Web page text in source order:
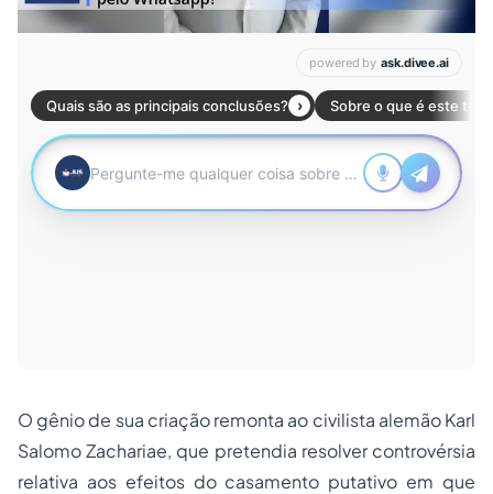
O gênio de sua criação remonta ao civilista alemão Karl
Salomo Zachariae, que pretendia resolver controvérsia
relativa aos efeitos do casamento putativo em que